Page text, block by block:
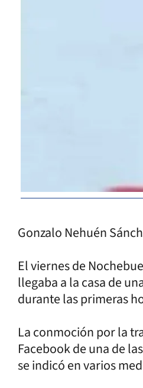
Gonzalo Nehuén
El viernes de
llegaba a la casa de
durante las primeras
La conmoción por la
Facebook de una de
se indicó en varios